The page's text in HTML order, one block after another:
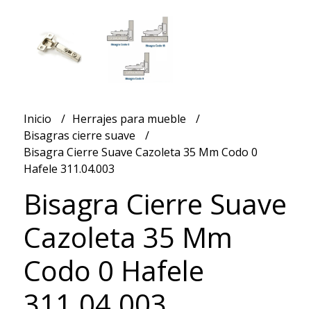
Inicio
Herrajes para mueble
Bisagras cierre suave
Bisagra Cierre Suave Cazoleta 35 Mm Codo 0
Hafele 311.04.003
Bisagra Cierre Suave
Cazoleta 35 Mm
Codo 0 Hafele